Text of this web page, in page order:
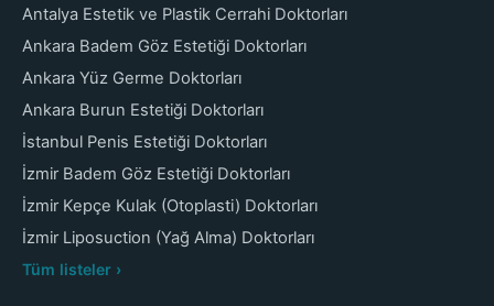
Antalya Estetik ve Plastik Cerrahi Doktorları
Ankara Badem Göz Estetiği Doktorları
Ankara Yüz Germe Doktorları
Ankara Burun Estetiği Doktorları
İstanbul Penis Estetiği Doktorları
İzmir Badem Göz Estetiği Doktorları
İzmir Kepçe Kulak (Otoplasti) Doktorları
İzmir Liposuction (Yağ Alma) Doktorları
Tüm listeler ›